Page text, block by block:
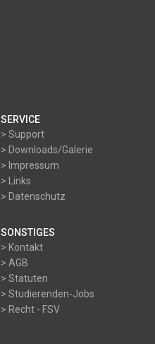
SERVICE
> Support
> Downloads/Galerie
> Impressum
> Links
> Datenschutz
SONSTIGES
> Kontakt
> AGB
> Statuten
> Studierenden-Jobs
> Recht - FSV